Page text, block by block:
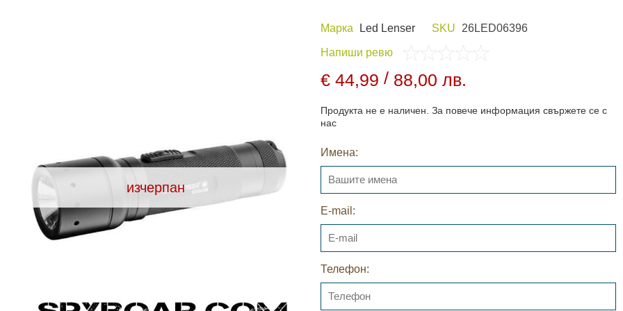
ЛОВНО ОБЛЕКЛО
ЗАРЯДНИ
изчерпан
Марка Led Lenser SKU 26LED06396
Напиши ревю
€ 44,99 / 88,00 лв.
Продукта не е наличен. За повече информация свържете се с
нас
Имена:
E-mail:
Телефон: